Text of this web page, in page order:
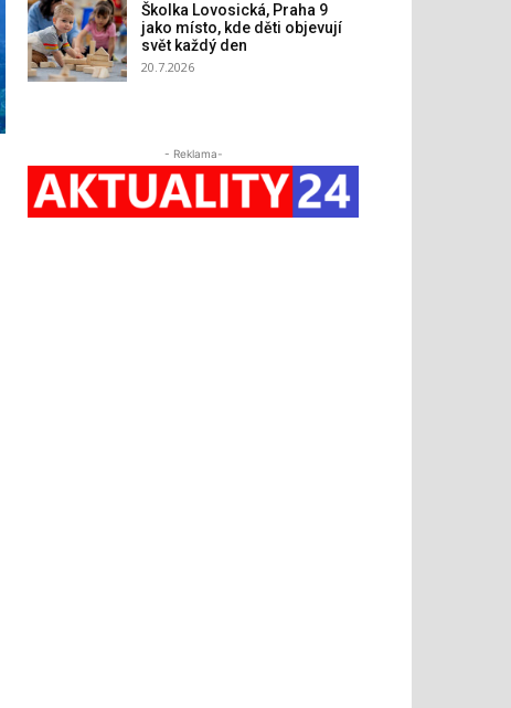
Školka Lovosická, Praha 9
jako místo, kde děti objevují
svět každý den
20.7.2026
- Reklama-